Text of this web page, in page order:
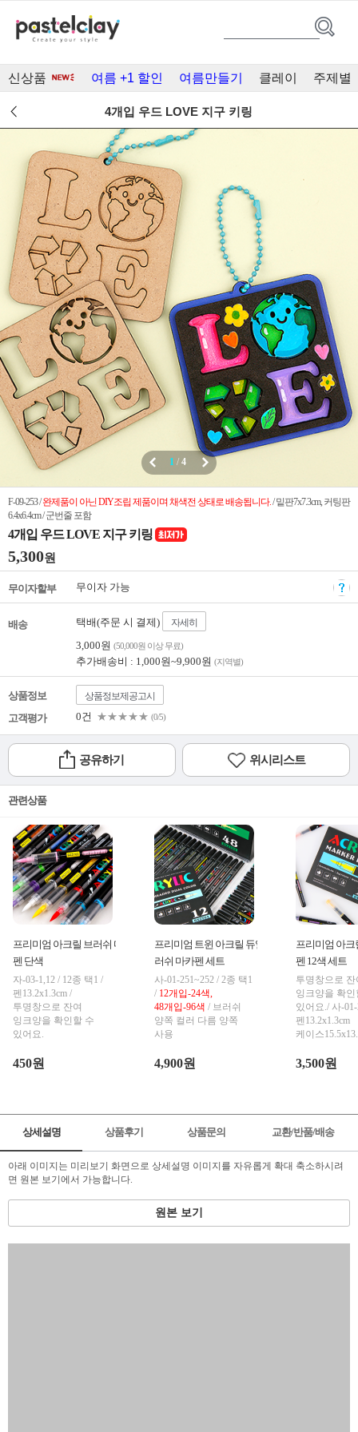
신상품 여름 +1 할인 여름만들기 클레이 주제별
4개입 우드 LOVE 지구 키링
1 / 4
F-09-253 /완제품이 아닌 DIY조립 제품이며 채색전 상태로 배송됩니다./ 밑판7x7.3cm, 커팅판
6.4x6.4cm / 군번줄 포함
4개입 우드 LOVE 지구 키링
5,300원
무이자할부 무이자 가능
배송 택배(주문 시 결제) 자세히
3,000원 (50,000원 이상 무료)
추가배송비 : 1,000원~9,900원 (지역별)
상품정보 상품정보제공고시
고객평가 0건 ★★★★★ (0/5)
공유하기 위시리스트
관련상품
프리미엄 아크릴 브러쉬 마카
펜 단색
자-03-1,12 / 12종 택1 /
펜13.2x1.3cm /
투명창으로 잔여
잉크양을 확인할 수
있어요.
450원
프리미엄 트윈 아크릴 듀얼 브
러쉬 마카펜 세트
사-01-251~252 / 2종 택1
/ 12개입-24색,
48개입-96색 / 브러쉬
양쪽 컬러 다름 양쪽
사용
4,900원
프리미엄 아크
펜 12색 세트
투명창으로 잔
잉크양을 확인
있어요./ 사-
펜13.2x1.3cm
케이스
3,500원
상세설명 상품후기 상품문의 교환/반품/배송
아래 이미지는 미리보기 화면으로 상세설명 이미지를 자유롭게 확대 축소하시려
면 원본 보기에서 가능합니다.
원본 보기